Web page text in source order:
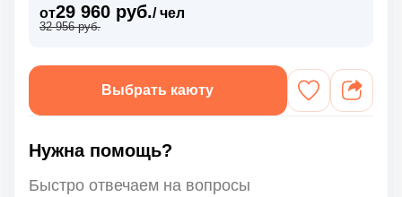
от29 960 руб./ чел
32 956 руб.
Выбрать каюту
Нужна помощь?
Быстро отвечаем на вопросы